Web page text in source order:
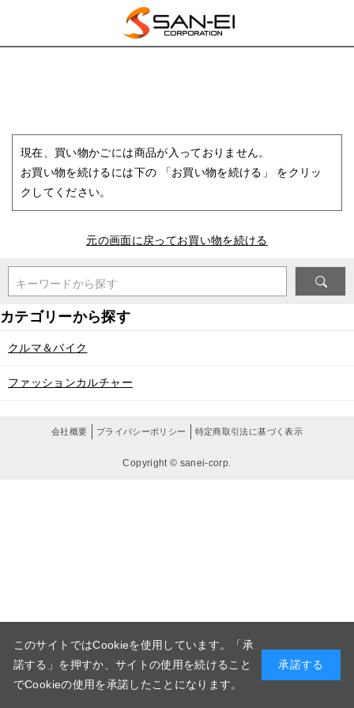
現在、買い物かごには商品が入っておりません。
お買い物を続けるには下の 「お買い物を続ける」 をクリッ
クしてください。
元の画面に戻ってお買い物を続ける
キーワードから探す
クルマ＆バイク
ファッションカルチャー
会社概要 プライバシーポリシー 特定商取引法に基づく表示
Copyright © sanei-corp.
このサイトではCookieを使用しています。「承
諾する」を押すか、サイトの使用を続けること
でCookieの使用を承諾したことになります。
承諾する